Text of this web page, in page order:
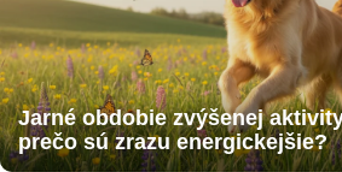
Jarné obdobie zvýšenej
prečo sú zrazu energickejšie?